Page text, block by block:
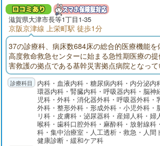
滋賀県大津市長等1丁目1-35
京阪京津線 上栄町駅 徒歩1分
37の診療科、病床数684床の総合的医療機能を
高度救命救急センターに始まる急性期医療の
害救護の拠点である基幹災害拠点病院となっ
「地域医療支援病院」「がん診療連携拠点病
を受けています。内科・血液内科・糖尿病内科・内分泌内
環器内科・腎臓内科・呼吸器内科・脳神
児科・外科・消化器外科・呼吸器外科・
外科・整形外科・形成外科・小児外科・
リ科・皮膚科・泌尿器科・産婦人科・婦
喉科・歯科口腔外科・麻酔科・放射線科
科・集中治療室・人工透析・救急・人間
健康診断・緩和ケア科